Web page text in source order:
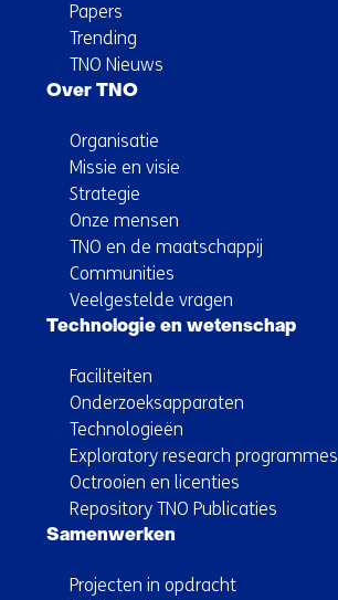
Papers
Trending
TNO Nieuws
Over TNO
Organisatie
Missie en visie
Strategie
Onze mensen
TNO en de maatschappij
Communities
Veelgestelde vragen
Technologie en wetenschap
Faciliteiten
Onderzoeksapparaten
Technologieën
Exploratory research programmes
Octrooien en licenties
Repository TNO Publicaties
Samenwerken
Projecten in opdracht